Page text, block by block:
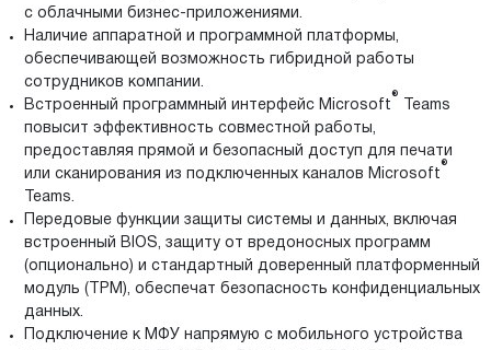
с облачными бизнес-приложениями.
Наличие аппаратной и программной платформы,
обеспечивающей возможность гибридной работы
сотрудников компании.
Встроенный программный интерфейс Microsoft
®
Teams
повысит эффективность совместной работы,
предоставляя прямой и безопасный доступ для печати
или сканирования из подключенных каналов Microsoft
®
Teams.
Передовые функции защиты системы и данных, включая
встроенный BIOS, защиту от вредоносных программ
(опционально) и стандартный доверенный платформенный
модуль (TPM), обеспечат безопасность конфиденциальных
данных.
Подключение к МФУ напрямую с мобильного устройства